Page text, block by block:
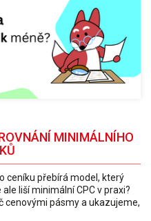
MINIMÁLNÍHO
ceníku přebírá model, který
liší minimální CPC v praxi?
cenovými pásmy a ukazujeme,